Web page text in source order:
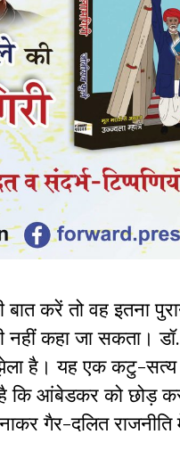
बात करें तो वह
नहीं कहा जा सकता।
है। यह एक कटु-सत्य
है कि आंबेडकर को छोड़
गैर-दलित